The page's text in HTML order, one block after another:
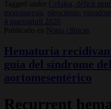
Tagged under
Cefalea, déficit
monoparesia, pleocitosis,
4 marzoabril 2020
Publicado en
Notas clínicas
Hematuria
guía del síndrome
aortomesentérico
Recurrent